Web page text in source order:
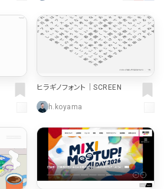
ヒラギノフォント｜SCREEN
h.koyama